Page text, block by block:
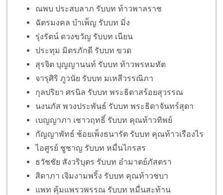
ณพบ ประสบลาภ รับบท ท้าวพาลราช
ฉัตรมงคล บำเพ็ญ รับบท มิ่ง
รุ่งรัตน์ ดวงขวัญ รับบท เนียน
ประทุม มิตรภักดี รับบท ขวด
สุรจิต บุญญานนท์ รับบท ท้าวพรหมทัต
จารุศิริ ภูวนัย รับบท มเหสีวรรณิภา
กุลปริยา ศรนิล รับบท พระธิดาสร้อยสุวรรณ
นงนภัส พวงประพันธ์ รับบท พระธิดาจันทร์สุดา
เบญญาภา เชาวฤทธิ์ รับบท คุณท้าวทิพย์
กัญญาพัทธ์ ช้อยเพ็งธนารัต รับบท คุณท้าวเรืองไร
ไอศูรย์ ชูชาญ รับบท หมื่นไกรสร
ธวัชชัย สังวริบุตร รับบท อำมาตย์ภัสตรา
สิดาภา เจิมงามพริ้ง รับบท คุณท้าวชบา
แพท คุ้มแพรวพรรณ รับบท หมื่นสะท้าน